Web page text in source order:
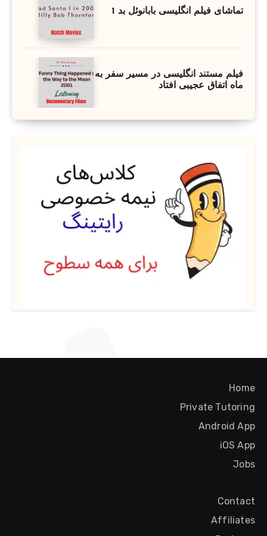
تماشای فیلم انگلیسی بابانوئل بد 1
فیلم مستند انگلیسی در مسیر سفر به
ماه اتفاق عجیبی افتاد
Home
Private Tutoring
Android App
iOS App
Jobs
Contact
Affiliates